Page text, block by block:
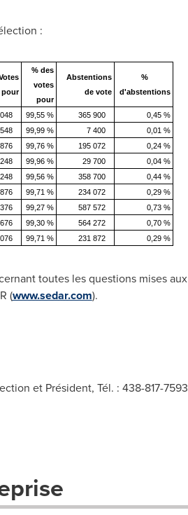
:
pour
% des
votes
pour
Abstentions
de vote
%
d'abstentions
99,55 % 365 900
0,45 %
99,99 % 7 400
0,01 %
99,76 % 195 072
0,24 %
99,96 % 29 700
0,04 %
99,56 % 358 700
0,44 %
99,71 % 234 072
0,29 %
99,27 % 587 572
0,73 %
99,30 % 564 272
0,70 %
99,71 % 231 872 0,29 %
toutes les questions mises
(www.sedar.com).
et Président, Tél. : 438-817-